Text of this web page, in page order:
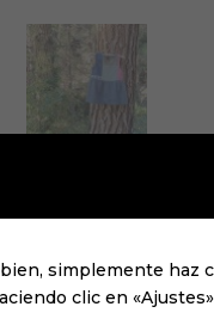
simplemente haz
clic en